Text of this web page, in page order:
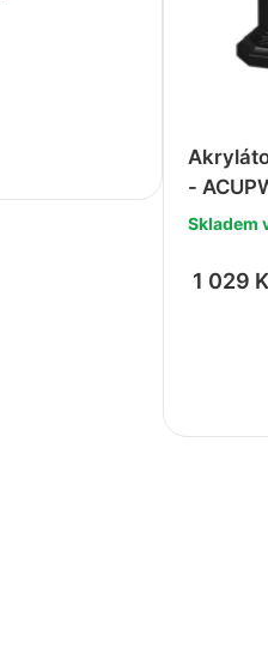
-
Skladem
1 029